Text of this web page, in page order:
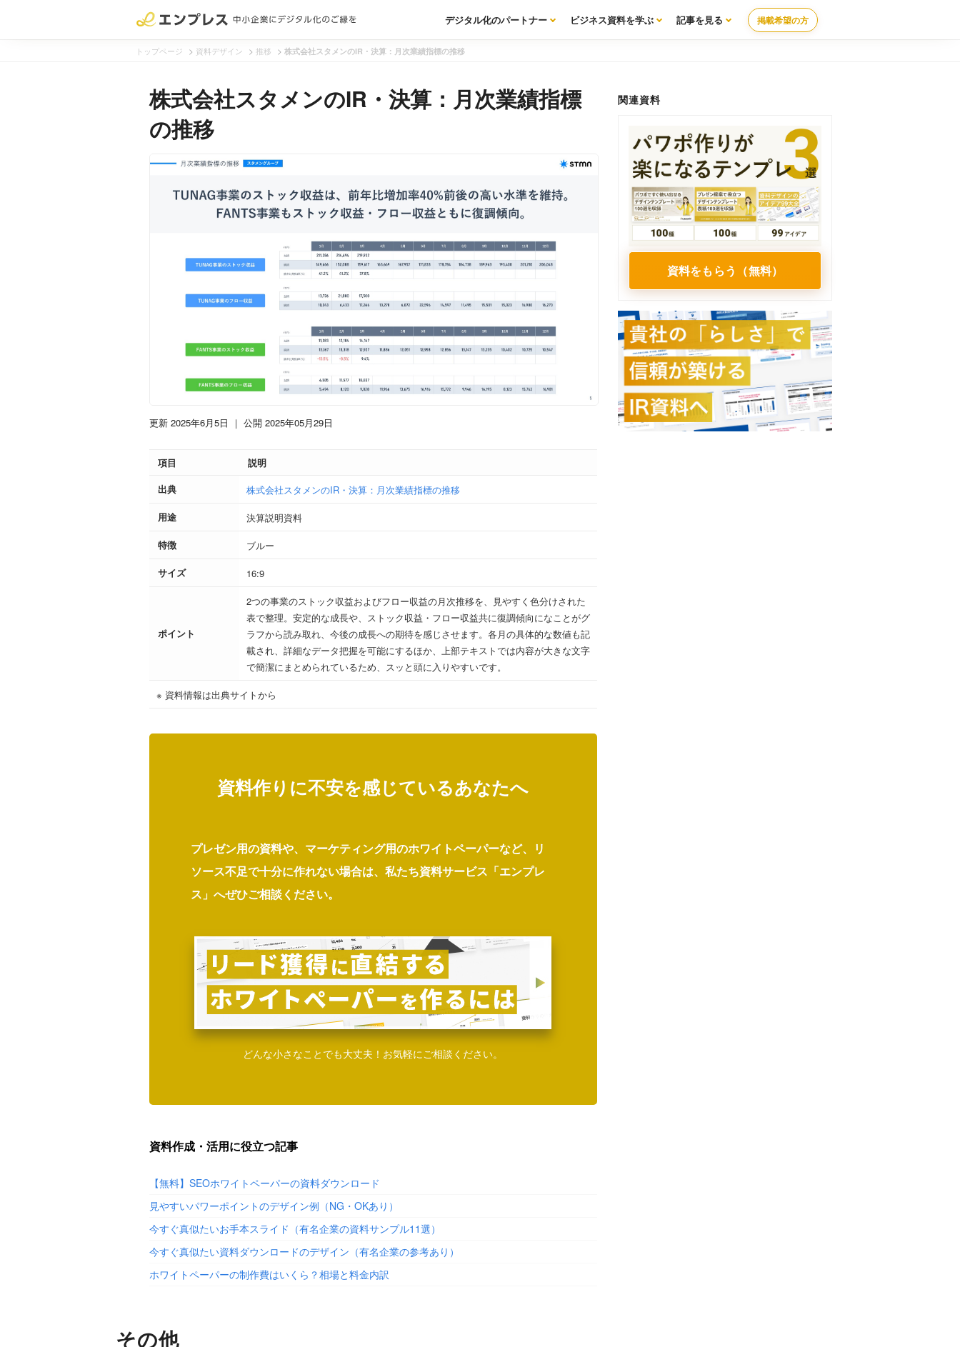
掲載希望の方
デジタル化のパートナー ビジネス資料を学ぶ 記事を見る
トップページ > 資料デザイン > 推移 > 株式会社スタメンのIR・決算：月次業績指標の推移
株式会社スタメンのIR・決算：月次業績指標
の推移
更新 2025年6月5日 ｜ 公開 2025年05月29日
項目
説明
出典
株式会社スタメンのIR・決算：月次業績指標の推移
用途
決算説明資料
特徴
ブルー
サイズ
16:9
ポイント
2つの事業のストック収益およびフロー収益の月次推移を、見やすく色分けされた
表で整理。安定的な成長や、ストック収益・フロー収益共に復調傾向になことがグ
ラフから読み取れ、今後の成長への期待を感じさせます。各月の具体的な数値も記
載され、詳細なデータ把握を可能にするほか、上部テキストでは内容が大きな文字
で簡潔にまとめられているため、スッと頭に入りやすいです。
※ 資料情報は出典サイトから
資料作りに不安を感じているあなたへ
プレゼン用の資料や、マーケティング用のホワイトペーパーなど、リ
ソース不足で十分に作れない場合は、私たち資料サービス「エンプレ
ス」へぜひご相談ください。
どんな小さなことでも大丈夫！お気軽にご相談ください。
資料作成・活用に役立つ記事
【無料】SEOホワイトペーパーの資料ダウンロード
見やすいパワーポイントのデザイン例（NG・OKあり）
今すぐ真似たいお手本スライド（有名企業の資料サンプル11選）
今すぐ真似たい資料ダウンロードのデザイン（有名企業の参考あり）
ホワイトペーパーの制作費はいくら？相場と料金内訳
関連資料
資料をもらう（無料）
その他